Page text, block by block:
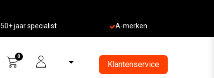
50+ jaar specialist A-merken
0
Klantenservice